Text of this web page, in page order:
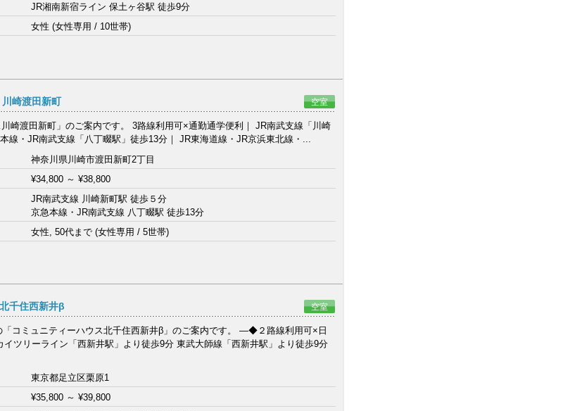
JR湘南新宿ライン 保土ヶ谷駅 徒歩9分
女性 (女性専用 / 10世帯)
崎渡田新町 空室
川崎渡田新町」のご案内です。 3路線利用可×通勤通学便利｜ JR南武支線「川崎
線・JR南武支線「八丁畷駅」徒歩13分｜ JR東海道線・JR京浜東北線・...
神奈川県川崎市渡田新町2丁目
¥34,800 ～¥38,800
JR南武支線 川崎新町駅 徒歩５分
京急本線・JR南武支線 八丁畷駅 徒歩13分
女性, 50代まで (女性専用 / 5世帯)
千住西新井β 空室
「コミュニティーハウス北千住西新井β」のご案内です。 ―◆２路線利用可×日
ツリーライン「西新井駅」より徒歩9分 東武大師線「西新井駅」より徒歩9分
東京都足立区栗原1
¥35,800 ～¥39,800